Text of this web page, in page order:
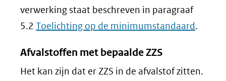
verwerking staat beschreven in paragraaf
5.2 Toelichting op de minimumstandaard.
Afvalstoffen met bepaalde ZZS
Het kan zijn dat er ZZS in de afvalstof zitten.